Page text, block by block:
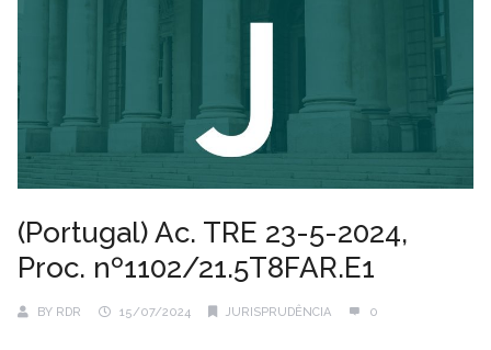
(Portugal) Ac. TRE 23-5-2024,
Proc. nº1102/21.5T8FAR.E1
BY RDR 15/07/2024 JURISPRUDÊNCIA 0